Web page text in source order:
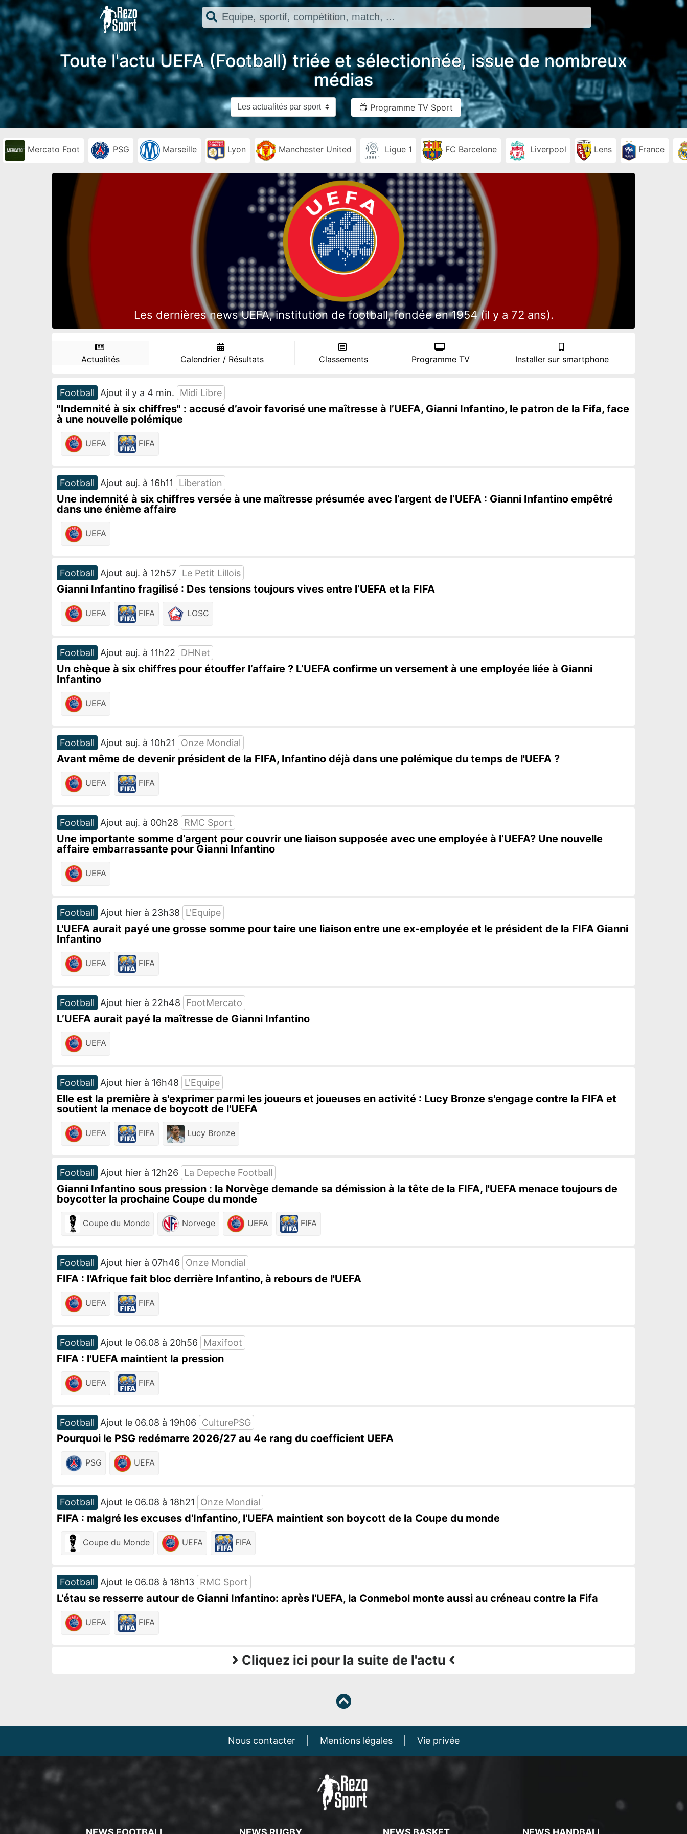
Toute l'actu UEFA (Football) triée et sélectionnée, issue de nombreux
médias
📺 Programme TV Sport
Mercato Foot PSG Marseille Lyon Manchester United Ligue 1 FC Barcelone Liverpool Lens France
Les dernières news UEFA, institution de football, fondée en 1954 (il y a 72 ans).
Actualités Calendrier / Résultats Classements Programme TV Installer sur smartphone
Football Ajout il y a 4 min. Midi Libre
"Indemnité à six chiffres" : accusé d’avoir favorisé une maîtresse à l’UEFA, Gianni Infantino, le patron de la Fifa, face
à une nouvelle polémique
UEFA FIFA
Football Ajout auj. à 16h11 Liberation
Une indemnité à six chiffres versée à une maîtresse présumée avec l’argent de l’UEFA : Gianni Infantino empêtré
dans une énième affaire
UEFA
Football Ajout auj. à 12h57 Le Petit Lillois
Gianni Infantino fragilisé : Des tensions toujours vives entre l’UEFA et la FIFA
UEFA FIFA LOSC
Football Ajout auj. à 11h22 DHNet
Un chèque à six chiffres pour étouffer l’affaire ? L’UEFA confirme un versement à une employée liée à Gianni
Infantino
UEFA
Football Ajout auj. à 10h21 Onze Mondial
Avant même de devenir président de la FIFA, Infantino déjà dans une polémique du temps de l'UEFA ?
UEFA FIFA
Football Ajout auj. à 00h28 RMC Sport
Une importante somme d’argent pour couvrir une liaison supposée avec une employée à l’UEFA? Une nouvelle
affaire embarrassante pour Gianni Infantino
UEFA
Football Ajout hier à 23h38 L'Equipe
L'UEFA aurait payé une grosse somme pour taire une liaison entre une ex-employée et le président de la FIFA Gianni
Infantino
UEFA FIFA
Football Ajout hier à 22h48 FootMercato
L’UEFA aurait payé la maîtresse de Gianni Infantino
UEFA
Football Ajout hier à 16h48 L'Equipe
Elle est la première à s'exprimer parmi les joueurs et joueuses en activité : Lucy Bronze s'engage contre la FIFA et
soutient la menace de boycott de l'UEFA
UEFA FIFA Lucy Bronze
Football Ajout hier à 12h26 La Depeche Football
Gianni Infantino sous pression : la Norvège demande sa démission à la tête de la FIFA, l'UEFA menace toujours de
boycotter la prochaine Coupe du monde
Coupe du Monde Norvege UEFA FIFA
Football Ajout hier à 07h46 Onze Mondial
FIFA : l'Afrique fait bloc derrière Infantino, à rebours de l'UEFA
UEFA FIFA
Football Ajout le 06.08 à 20h56 Maxifoot
FIFA : l'UEFA maintient la pression
UEFA FIFA
Football Ajout le 06.08 à 19h06 CulturePSG
Pourquoi le PSG redémarre 2026/27 au 4e rang du coefficient UEFA
PSG UEFA
Football Ajout le 06.08 à 18h21 Onze Mondial
FIFA : malgré les excuses d'Infantino, l'UEFA maintient son boycott de la Coupe du monde
Coupe du Monde UEFA FIFA
Football Ajout le 06.08 à 18h13 RMC Sport
L'étau se resserre autour de Gianni Infantino: après l'UEFA, la Conmebol monte aussi au créneau contre la Fifa
UEFA FIFA
Cliquez ici pour la suite de l'actu
Nous contacter Mentions légales Vie privée